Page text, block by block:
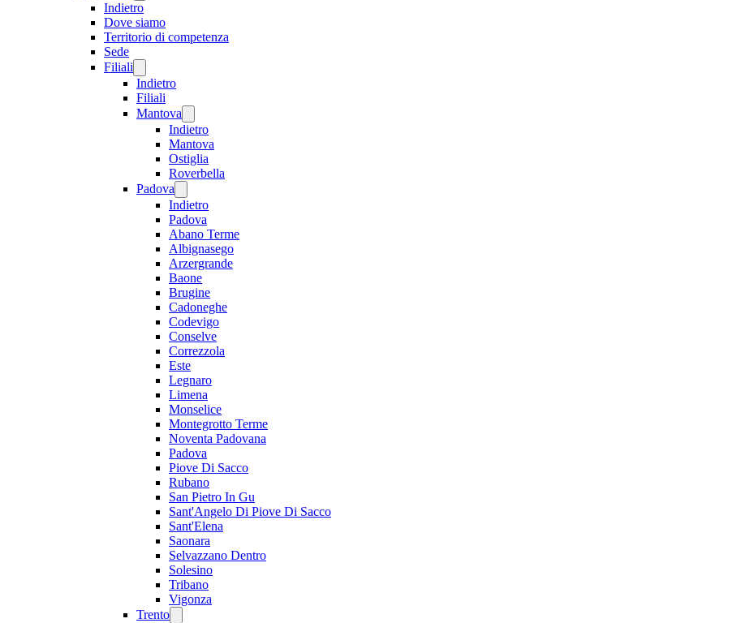
Indietro
Dove siamo
Territorio di competenza
Sede
Filiali
Indietro
Filiali
Mantova
Indietro
Mantova
Ostiglia
Roverbella
Padova
Indietro
Padova
Abano Terme
Albignasego
Arzergrande
Baone
Brugine
Cadoneghe
Codevigo
Conselve
Correzzola
Este
Legnaro
Limena
Monselice
Montegrotto Terme
Noventa Padovana
Padova
Piove Di Sacco
Rubano
San Pietro In Gu
Sant'Angelo Di Piove Di Sacco
Sant'Elena
Saonara
Selvazzano Dentro
Solesino
Tribano
Vigonza
Trento